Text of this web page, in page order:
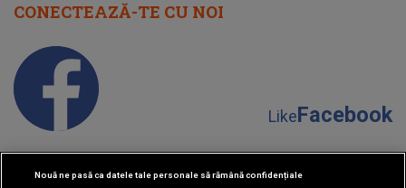
CONECTEAZĂ-TE CU NOI
LikeFacebook
Nouă ne pasă ca datele tale personale să rămână confidențiale